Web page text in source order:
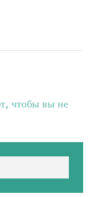
чтобы вы не